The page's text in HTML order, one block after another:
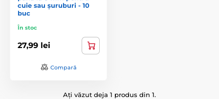
cuie sau șuruburi - 10
buc
În stoc
27,99 lei
Compară
Ați văzut deja 1 produs din 1.